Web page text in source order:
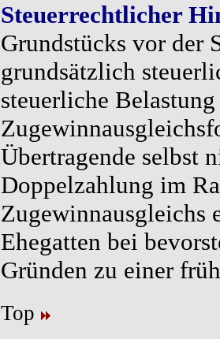
Steuerrechtlicher
Grundstücks vor der
grundsätzlich
steuerliche
Übertragende selbst
Doppelzahlung im
Zugewinnausgleichs
Ehegatten bei
Gründen zu einer
Top